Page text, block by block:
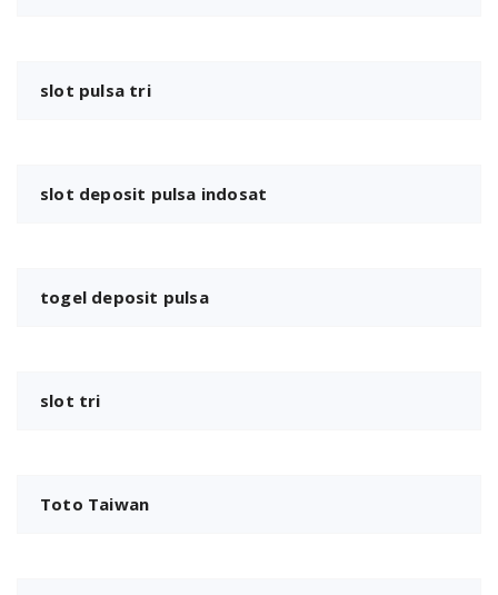
slot pulsa tri
slot deposit pulsa indosat
togel deposit pulsa
slot tri
Toto Taiwan